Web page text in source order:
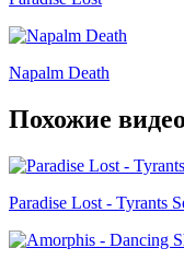
Napalm Death
Похожие видео
Paradise Lost - Tyrants